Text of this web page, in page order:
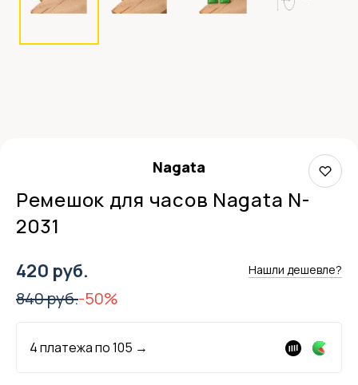
Nagata
Ремешок для часов Nagata N-
2031
420 руб. Нашли дешевле?
840 руб.-50%
4 платежа по105 →